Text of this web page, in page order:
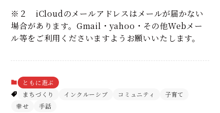
※２ iCloudのメールアドレスはメールが届かない
場合があります。Gmail・yahoo・その他Webメー
ル等をご利用くださいますようお願いいたします。
ともに遊ぶ
まちづくり
インクルーシブ コミュニティ
子育て
幸せ
手話